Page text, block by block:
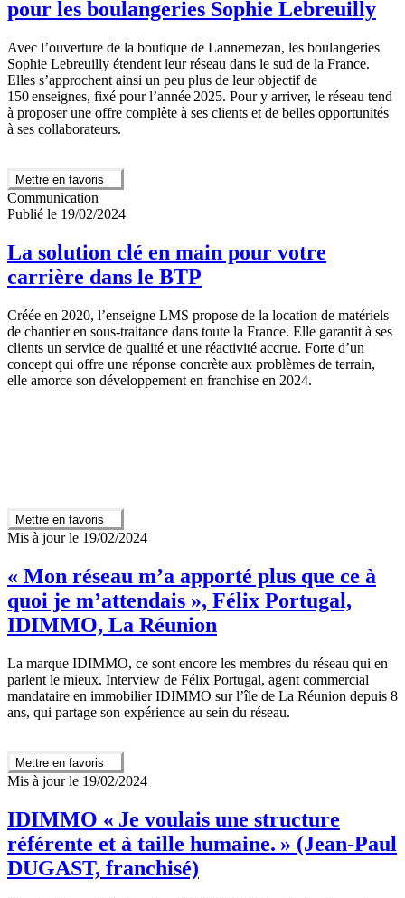
pour les boulangeries Sophie Lebreuilly
Avec l’ouverture de la boutique de Lannemezan, les boulangeries
Sophie Lebreuilly étendent leur réseau dans le sud de la France.
Elles s’approchent ainsi un peu plus de leur objectif de
150 enseignes, fixé pour l’année 2025. Pour y arriver, le réseau tend
à proposer une offre complète à ses clients et de belles opportunités
à ses collaborateurs.
Mettre en favoris
Communication
Publié le 19/02/2024
La solution clé en main pour votre
carrière dans le BTP
Créée en 2020, l’enseigne LMS propose de la location de matériels
de chantier en sous-traitance dans toute la France. Elle garantit à ses
clients un service de qualité et une réactivité accrue. Forte d’un
concept qui offre une réponse concrète aux problèmes de terrain,
elle amorce son développement en franchise en 2024.
Mettre en favoris
Mis à jour le 19/02/2024
« Mon réseau m’a apporté plus que ce à
quoi je m’attendais », Félix Portugal,
IDIMMO, La Réunion
La marque IDIMMO, ce sont encore les membres du réseau qui en
parlent le mieux. Interview de Félix Portugal, agent commercial
mandataire en immobilier IDIMMO sur l’île de La Réunion depuis 8
ans, qui partage son expérience au sein du réseau.
Mettre en favoris
Mis à jour le 19/02/2024
IDIMMO « Je voulais une structure
référente et à taille humaine. » (Jean-Paul
DUGAST, franchisé)